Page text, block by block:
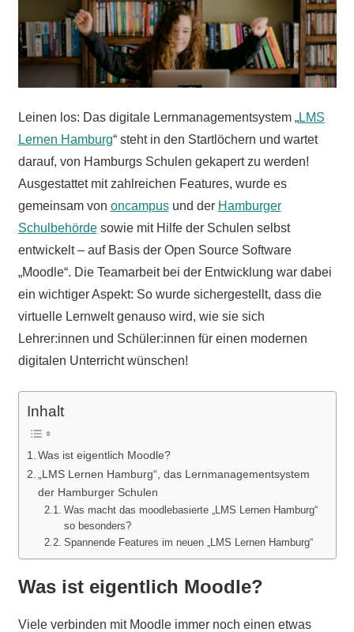
Leinen los: Das digitale Lernmanagementsystem „LMS
Lernen Hamburg“ steht in den Startlöchern und wartet
darauf, von Hamburgs Schulen gekapert zu werden!
Ausgestattet mit zahlreichen Features, wurde es
gemeinsam von oncampusund der Hamburger
Schulbehördesowie mit Hilfe der Schulen selbst
entwickelt – auf Basis der Open Source Software
„Moodle“. Die Teamarbeit bei der Entwicklung war dabei
ein wichtiger Aspekt: So wurde sichergestellt, dass die
virtuelle Lernwelt genauso wird, wie sie sich
Lehrer:innen und Schüler:innen für einen modernen
digitalen Unterricht wünschen!
Inhalt
Was ist eigentlich Moodle?
„LMS Lernen Hamburg“, das Lernmanagementsystem
der Hamburger Schulen
Was macht das moodlebasierte „LMS Lernen Hamburg“
so besonders?
Spannende Features im neuen „LMS Lernen Hamburg“
Was ist eigentlich Moodle?
Viele verbinden mit Moodle immer noch einen etwas